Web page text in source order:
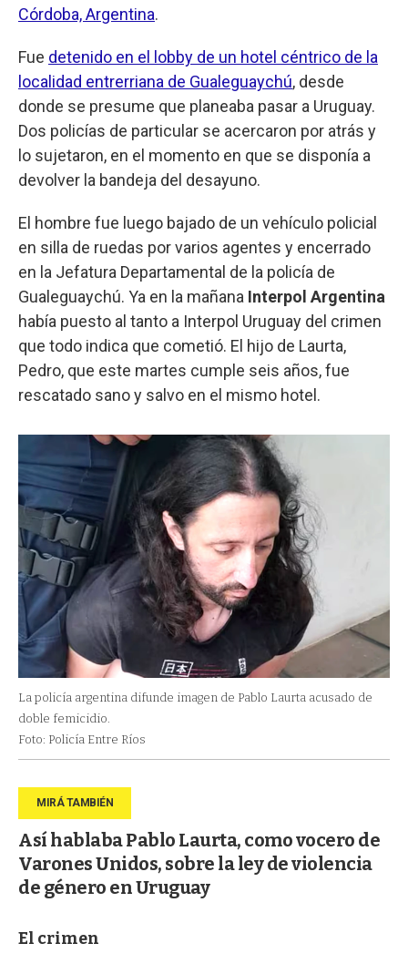
Córdoba, Argentina.
Fue detenido en el lobby de un hotel céntrico de la
localidad entrerriana de Gualeguaychú, desde
donde se presume que planeaba pasar a Uruguay.
Dos policías de particular se acercaron por atrás y
lo sujetaron, en el momento en que se disponía a
devolver la bandeja del desayuno.
El hombre fue luego bajado de un vehículo policial
en silla de ruedas por varios agentes y encerrado
en la Jefatura Departamental de la policía de
Gualeguaychú. Ya en la mañana Interpol Argentina
había puesto al tanto a Interpol Uruguay del crimen
que todo indica que cometió. El hijo de Laurta,
Pedro, que este martes cumple seis años, fue
rescatado sano y salvo en el mismo hotel.
La policía argentina difunde imagen de Pablo Laurta acusado de
doble femicidio.
Foto: Policía Entre Ríos
Así hablaba Pablo Laurta, como vocero de
Varones Unidos, sobre la ley de violencia
de género en Uruguay
El crimen